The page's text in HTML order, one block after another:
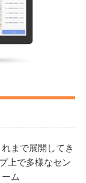
まで展開してき
上で多様なセン
ム